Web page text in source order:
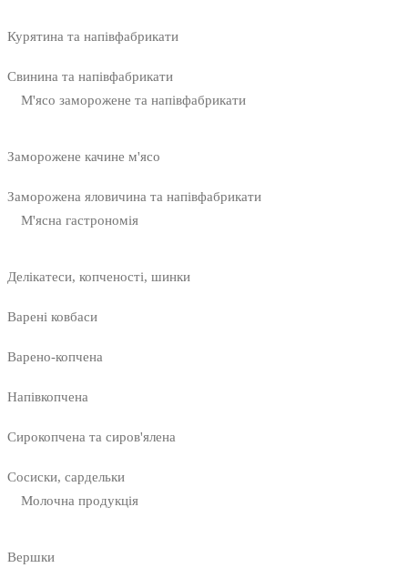
Курятина та напівфабрикати
Свинина та напівфабрикати
М'ясо заморожене та напівфабрикати
Заморожене качине м'ясо
Заморожена яловичина та напівфабрикати
М'ясна гастрономія
Делікатеси, копченості, шинки
Варені ковбаси
Варено-копчена
Напівкопчена
Сирокопчена та сиров'ялена
Сосиски, сардельки
Молочна продукція
Вершки